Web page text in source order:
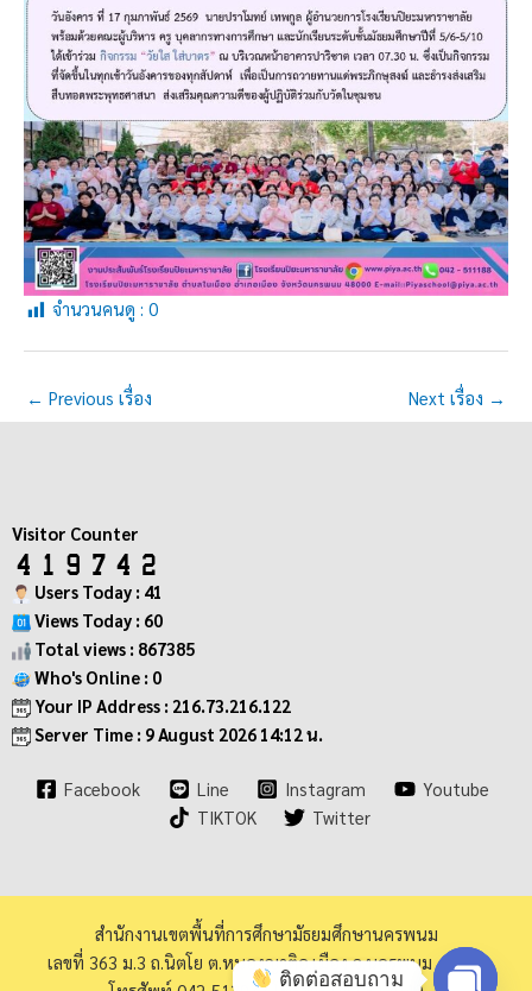
จำนวนคนดู : 0
← Previous เรื่อง Next เรื่อง →
Visitor Counter
Users Today : 41
Views Today : 60
Total views : 867385
Who's Online : 0
Your IP Address : 216.73.216.122
Server Time : 9 August 2026 14:12 น.
Facebook Line Instagram
Youtube
TIKTOK
Twitter
สำนักงานเขตพื้นที่การศึกษามัธยมศึกษานครพนม
เลขที่ 363 ม.3 ถ.นิตโย ต.หนองญาติอ.เมือง จ.นครพนม 48000
ติดต่อสอบถาม